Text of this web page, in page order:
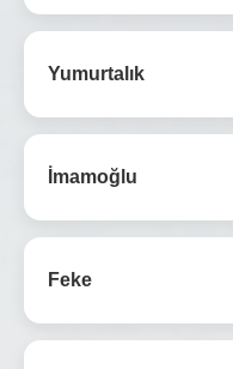
Yumurtalık
İmamoğlu
Feke